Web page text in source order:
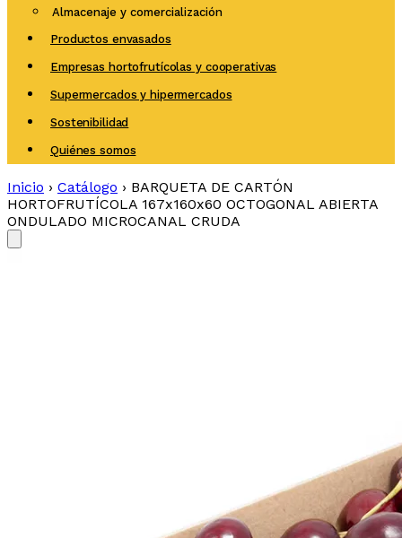
Almacenaje y comercialización
Productos envasados
Empresas hortofrutícolas y cooperativas
Supermercados y hipermercados
Sostenibilidad
Quiénes somos
Inicio › Catálogo › BARQUETA DE CARTÓN
HORTOFRUTÍCOLA 167x160x60 OCTOGONAL ABIERTA
ONDULADO MICROCANAL CRUDA